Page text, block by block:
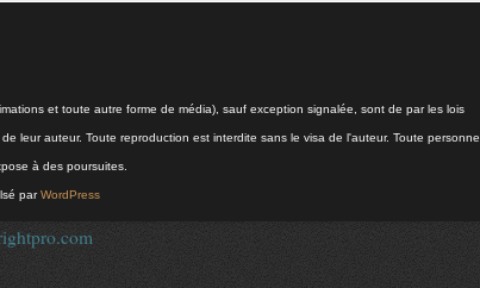
et toute autre forme de média), sauf exception signalée, sont de par les lois
leur auteur. Toute reproduction est interdite sans le visa de l'auteur. Toute personne
à des poursuites.
parWordPress